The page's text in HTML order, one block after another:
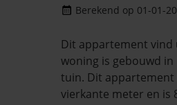
Berekend op 01-01-
Dit appartement vind
woning is gebouwd in
tuin. Dit appartement
vierkante meter en is